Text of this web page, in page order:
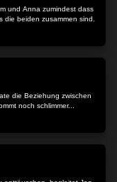
und Anna zumindest dass
die beiden zusammen sind.
die Beziehung zwischen
noch schlimmer...